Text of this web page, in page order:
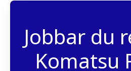
Jobbar du
Komatsu